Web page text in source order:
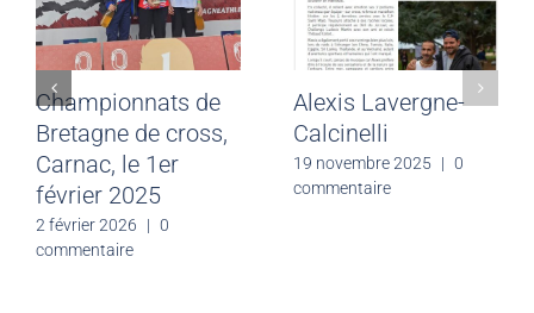
Championnats de
Bretagne de cross,
Carnac, le 1er
février 2025
2 février 2026 | 0
commentaire
Alexis Lavergne-
Calcinelli
19 novembre 2025 | 0
commentaire